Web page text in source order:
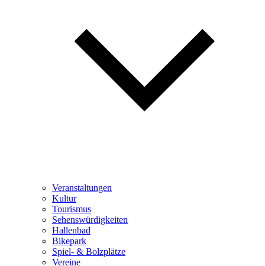
Veranstaltungen
Kultur
Tourismus
Sehenswürdigkeiten
Hallenbad
Bikepark
Spiel- & Bolzplätze
Vereine